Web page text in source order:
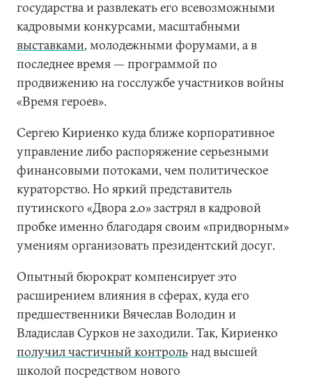
государства и развлекать его всевозможными
кадровыми конкурсами, масштабными
выставками, молодежными форумами, а в
последнее время — программой по
продвижению на госслужбе участников войны
«Время героев».
Сергею Кириенко куда ближе корпоративное
управление либо распоряжение серьезными
финансовыми потоками, чем политическое
кураторство. Но яркий представитель
путинского «Двора 2.0» застрял в кадровой
пробке именно благодаря своим «придворным»
умениям организовать президентский досуг.
Опытный бюрократ компенсирует это
расширением влияния в сферах, куда его
предшественники Вячеслав Володин и
Владислав Сурков не заходили. Так, Кириенко
получил частичный контрольнад высшей
школой посредством нового